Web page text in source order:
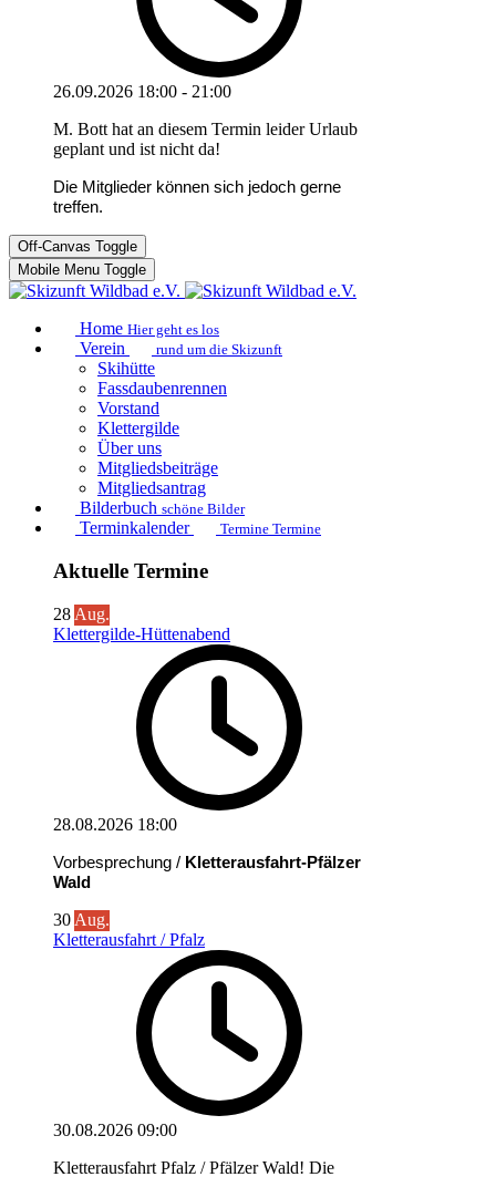
26.09.2026 18:00 - 21:00
M. Bott hat an diesem Termin leider Urlaub
geplant und ist nicht da!
Die Mitglieder können sich jedoch gerne
treffen.
Off-Canvas Toggle
Mobile Menu Toggle
Home Hier geht es los
Verein rund um die Skizunft
Skihütte
Fassdaubenrennen
Vorstand
Klettergilde
Über uns
Mitgliedsbeiträge
Mitgliedsantrag
Bilderbuch schöne Bilder
Terminkalender Termine Termine
Aktuelle Termine
28 Aug.
Klettergilde-Hüttenabend
28.08.2026 18:00
Vorbesprechung / Kletterausfahrt-Pfälzer
Wald
30 Aug.
Kletterausfahrt / Pfalz
30.08.2026 09:00
Kletterausfahrt Pfalz / Pfälzer Wald! Die